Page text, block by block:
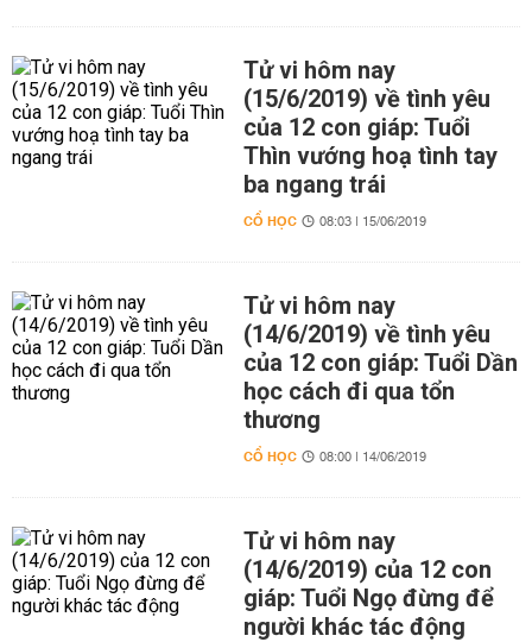
Tử vi hôm nay
(15/6/2019) về tình yêu
của 12 con giáp: Tuổi
Thìn vướng hoạ tình tay
ba ngang trái
CỔ HỌC 08:03 | 15/06/2019
Tử vi hôm nay
(14/6/2019) về tình yêu
của 12 con giáp: Tuổi Dần
học cách đi qua tổn
thương
CỔ HỌC 08:00 | 14/06/2019
Tử vi hôm nay
(14/6/2019) của 12 con
giáp: Tuổi Ngọ đừng để
người khác tác động